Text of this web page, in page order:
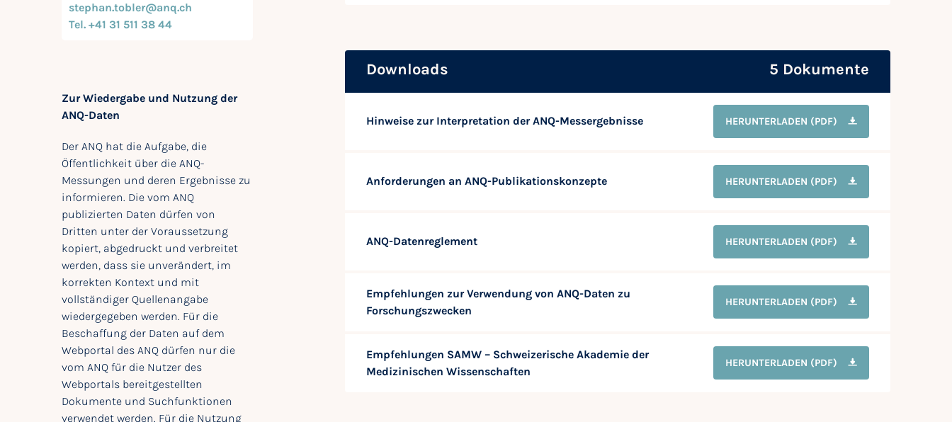
stephan.tobler@anq.ch
Tel. +41 31 511 38 44
Zur Wiedergabe und Nutzung der
ANQ-Daten
Der ANQ hat die Aufgabe, die
Öffentlichkeit über die ANQ-
Messungen und deren Ergebnisse zu
informieren. Die vom ANQ
publizierten Daten dürfen von
Dritten unter der Voraussetzung
kopiert, abgedruckt und verbreitet
werden, dass sie unverändert, im
korrekten Kontext und mit
vollständiger Quellenangabe
wiedergegeben werden. Für die
Beschaffung der Daten auf dem
Webportal des ANQ dürfen nur die
vom ANQ für die Nutzer des
Webportals bereitgestellten
Dokumente und Suchfunktionen
verwendet werden. Für die Nutzung
Downloads 5 Dokumente
Hinweise zur Interpretation der ANQ-Messergebnisse HERUNTERLADEN (PDF)
Anforderungen an ANQ-Publikationskonzepte HERUNTERLADEN (PDF)
ANQ-Datenreglement HERUNTERLADEN (PDF)
Empfehlungen zur Verwendung von ANQ-Daten zu
Forschungszwecken
HERUNTERLADEN (PDF)
Empfehlungen SAMW – Schweizerische Akademie der
Medizinischen Wissenschaften
HERUNTERLADEN (PDF)